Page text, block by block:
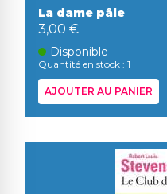
La dame pâle
3,00 €
Disponible
Quantité en stock : 1
AJOUTER AU PANIER